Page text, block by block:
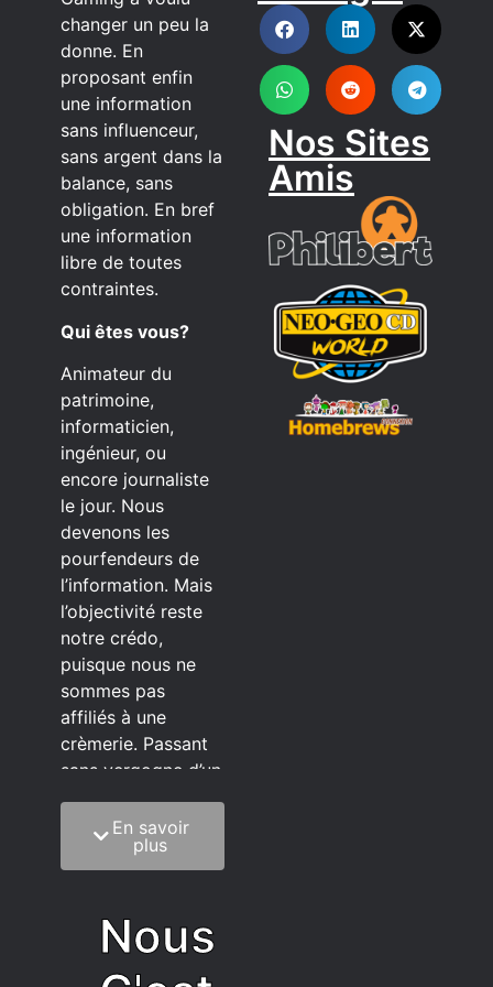
changer un peu la
donne. En
proposant enfin
une information
sans influenceur,
sans argent dans la
balance, sans
obligation. En bref
une information
libre de toutes
contraintes.
Qui êtes vous?
Animateur du
patrimoine,
informaticien,
ingénieur, ou
encore journaliste
le jour. Nous
devenons les
pourfendeurs de
l’information. Mais
l’objectivité reste
notre crédo,
puisque nous ne
sommes pas
affiliés à une
crèmerie. Passant
sans vergogne d’un
éditeur à l’autre.
C’est quoi notre
méthode?
sagesse de la
vieillesse à une
En savoir
plus
Nous
Nos Sites
Amis